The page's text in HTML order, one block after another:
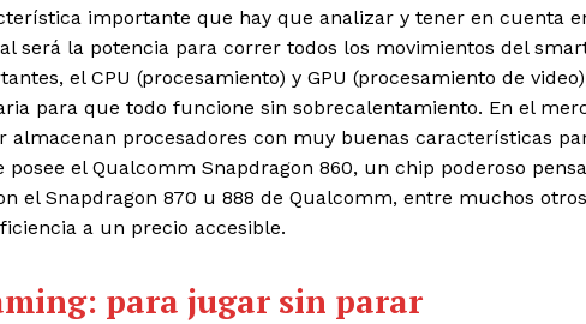
importante que hay que analizar y tener en cuenta
será la potencia para correr todos los movimientos del
el CPU (procesamiento) y GPU (procesamiento de
para que todo funcione sin sobrecalentamiento. En el
almacenan procesadores con muy buenas características
posee el Qualcomm Snapdragon 860, un chip poderoso
el Snapdragon 870 u 888 de Qualcomm, entre muchos
a un precio accesible.
para jugar sin parar